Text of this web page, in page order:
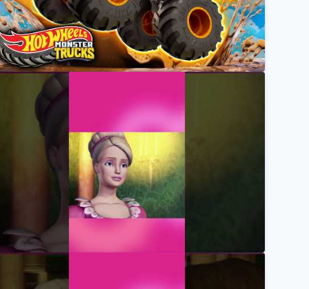
Shark Gets Into Sticky Situations! | Hot Wheels